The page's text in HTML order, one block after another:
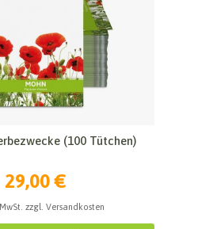
(100 Tütchen)
29,00 €
zzgl. Versandkosten